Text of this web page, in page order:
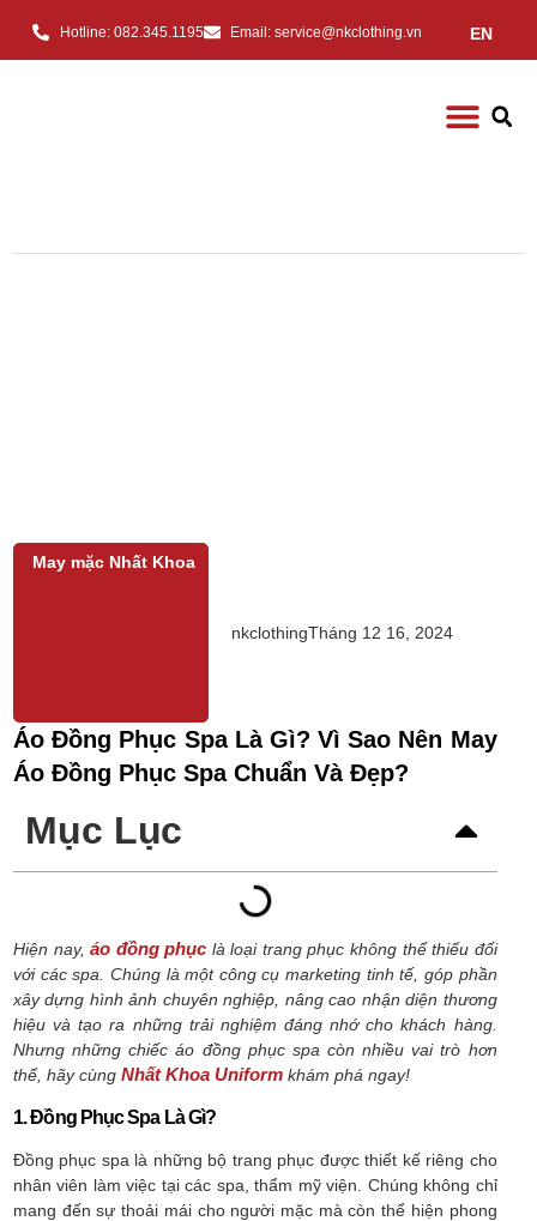
Hotline: 082.345.1195 Email: service@nkclothing.vn EN
May mặc Nhất Khoa
nkclothingTháng 12 16, 2024
Áo Đồng Phục Spa Là Gì? Vì Sao Nên May
Áo Đồng Phục Spa Chuẩn Và Đẹp?
Mục Lục
Hiện nay,áo đồng phục là loại trang phục không thể thiếu đối
với các spa. Chúng là một công cụ marketing tinh tế, góp phần
xây dựng hình ảnh chuyên nghiệp, nâng cao nhận diện thương
hiệu và tạo ra những trải nghiệm đáng nhớ cho khách hàng.
Nhưng những chiếc áo đồng phục spa còn nhiều vai trò hơn
thế, hãy cùng Nhất Khoa Uniform khám phá ngay!
1. Đồng Phục Spa Là Gì?
Đồng phục spa là những bộ trang phục được thiết kế riêng cho
nhân viên làm việc tại các spa, thẩm mỹ viện. Chúng không chỉ
mang đến sự thoải mái cho người mặc mà còn thể hiện phong